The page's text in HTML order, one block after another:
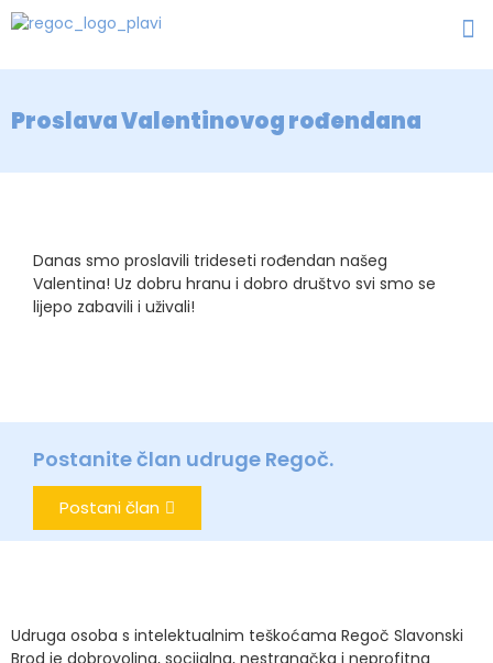
Proslava Valentinovog rođendana
Danas smo proslavili trideseti rođendan našeg
Valentina! Uz dobru hranu i dobro društvo svi smo se
lijepo zabavili i uživali!
Postanite član udruge Regoč.
Postani član
Udruga osoba s intelektualnim teškoćama Regoč Slavonski